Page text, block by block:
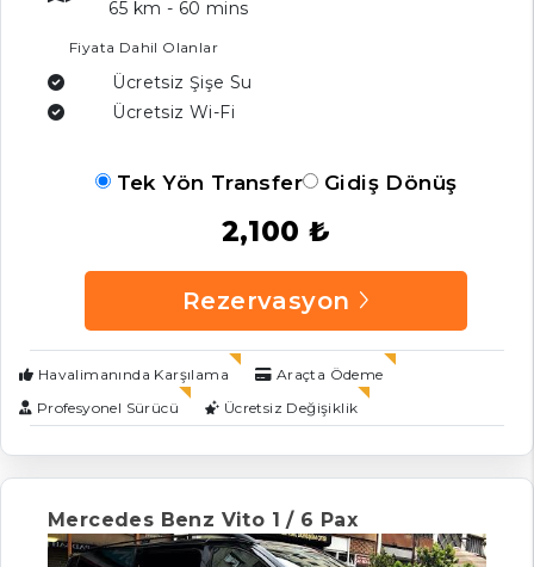
65 km - 60 mins
Fiyata Dahil Olanlar
Ücretsiz Şişe Su
Ücretsiz Wi-Fi
Tek Yön Transfer Gidiş Dönüş
2,100 ₺
Rezervasyon
Havalimanında Karşılama
Araçta Ödeme
Profesyonel Sürücü
Ücretsiz Değişiklik
Mercedes Benz Vito 1 / 6 Pax